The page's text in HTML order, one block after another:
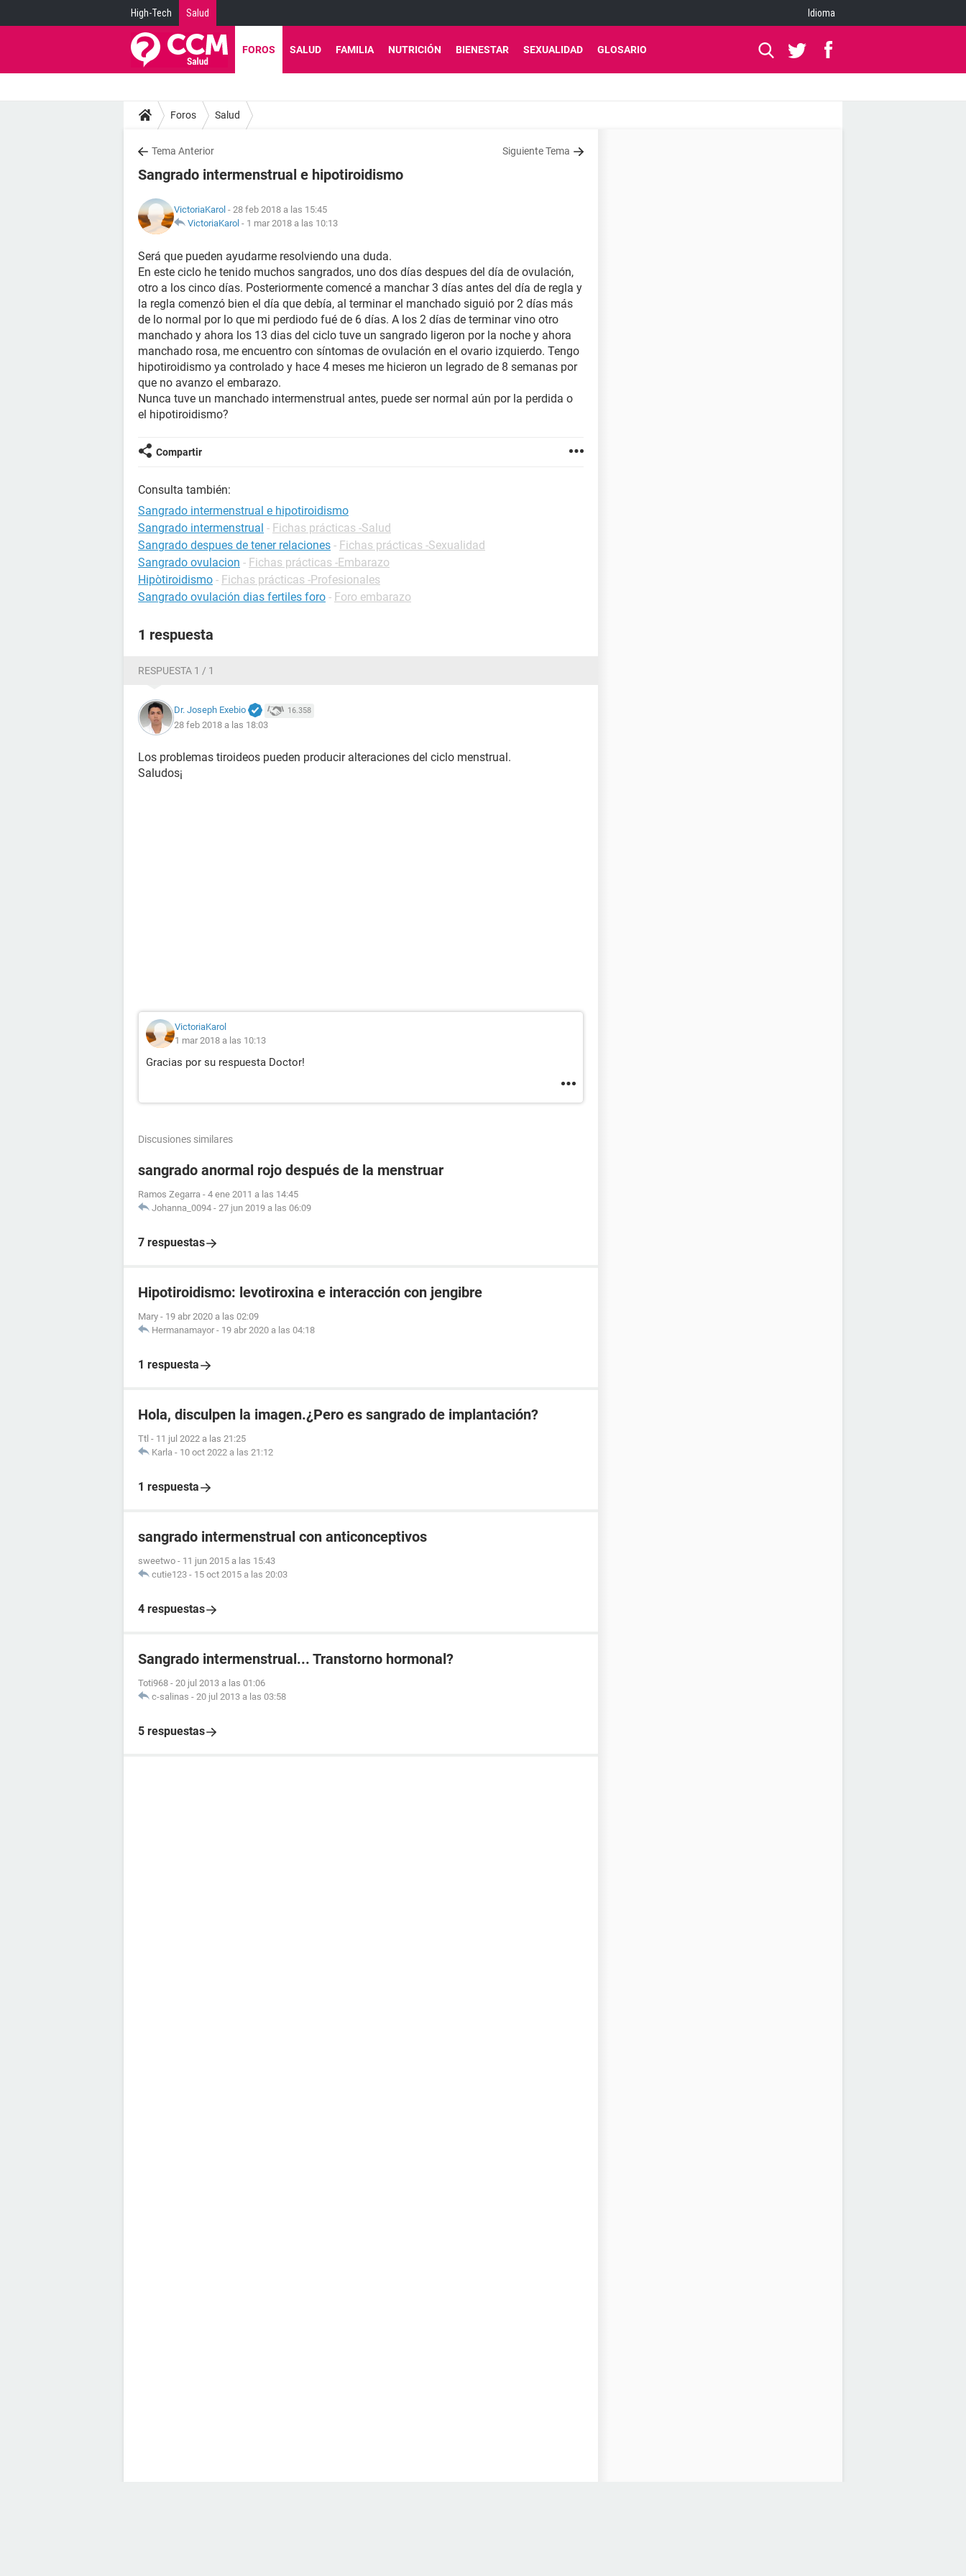
High-Tech Salud Idioma
FOROS SALUD FAMILIA NUTRICIÓN BIENESTAR SEXUALIDAD GLOSARIO
Foros Salud
Tema Anterior Siguiente Tema
Sangrado intermenstrual e hipotiroidismo
VictoriaKarol - 28 feb 2018 a las 15:45
VictoriaKarol - 1 mar 2018 a las 10:13
Será que pueden ayudarme resolviendo una duda.
En este ciclo he tenido muchos sangrados, uno dos días despues del día de ovulación,
otro a los cinco días. Posteriormente comencé a manchar 3 días antes del día de regla y
la regla comenzó bien el día que debía, al terminar el manchado siguió por 2 días más
de lo normal por lo que mi perdiodo fué de 6 días. A los 2 días de terminar vino otro
manchado y ahora los 13 dias del ciclo tuve un sangrado ligeron por la noche y ahora
manchado rosa, me encuentro con síntomas de ovulación en el ovario izquierdo. Tengo
hipotiroidismo ya controlado y hace 4 meses me hicieron un legrado de 8 semanas por
que no avanzo el embarazo.
Nunca tuve un manchado intermenstrual antes, puede ser normal aún por la perdida o
el hipotiroidismo?
Compartir
Consulta también:
Sangrado intermenstrual e hipotiroidismo
Sangrado intermenstrual - Fichas prácticas -Salud
Sangrado despues de tener relaciones - Fichas prácticas -Sexualidad
Sangrado ovulacion - Fichas prácticas -Embarazo
Hipòtiroidismo - Fichas prácticas -Profesionales
Sangrado ovulación dias fertiles foro - Foro embarazo
1 respuesta
RESPUESTA 1 / 1
Dr. Joseph Exebio 16.358
28 feb 2018 a las 18:03
Los problemas tiroideos pueden producir alteraciones del ciclo menstrual.
Saludos¡
VictoriaKarol
1 mar 2018 a las 10:13
Gracias por su respuesta Doctor!
Discusiones similares
sangrado anormal rojo después de la menstruar
Ramos Zegarra - 4 ene 2011 a las 14:45
Johanna_0094 - 27 jun 2019 a las 06:09
7 respuestas
Hipotiroidismo: levotiroxina e interacción con jengibre
Mary - 19 abr 2020 a las 02:09
Hermanamayor - 19 abr 2020 a las 04:18
1 respuesta
Hola, disculpen la imagen.¿Pero es sangrado de implantación?
Ttl - 11 jul 2022 a las 21:25
Karla - 10 oct 2022 a las 21:12
1 respuesta
sangrado intermenstrual con anticonceptivos
sweetwo - 11 jun 2015 a las 15:43
cutie123 - 15 oct 2015 a las 20:03
4 respuestas
Sangrado intermenstrual... Transtorno hormonal?
Toti968 - 20 jul 2013 a las 01:06
c-salinas - 20 jul 2013 a las 03:58
5 respuestas